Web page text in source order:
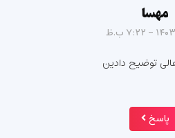
مهسا
توضیح دادین
پاسخ